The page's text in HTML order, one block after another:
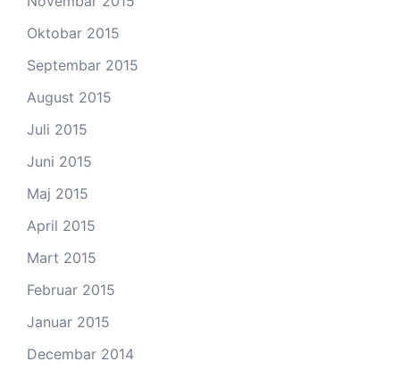
Oktobar 2015
Septembar 2015
August 2015
Juli 2015
Juni 2015
Maj 2015
April 2015
Mart 2015
Februar 2015
Januar 2015
Decembar 2014